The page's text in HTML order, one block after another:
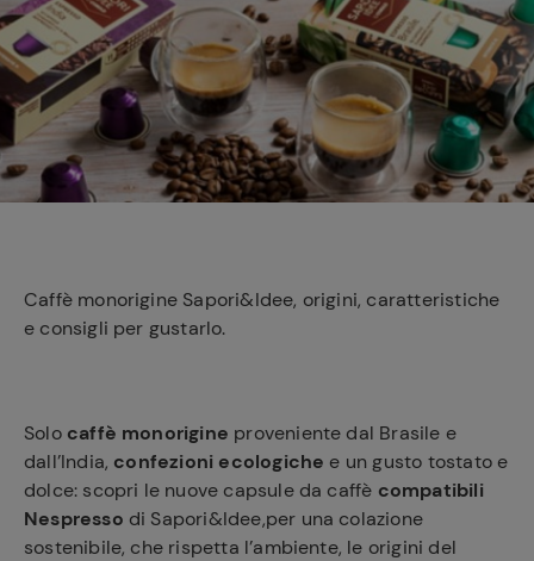
ricetta
il
Caffè monorigine Sapori&Idee, origini, caratteristiche
e consigli per gustarlo.
Solo caffè monorigine proveniente dal Brasile e
dall’India, confezioni ecologiche e un gusto tostato e
dolce: scopri le nuove capsule da caffè compatibili
Nespresso di Sapori&Idee,per una colazione
sostenibile, che rispetta l’ambiente, le origini del